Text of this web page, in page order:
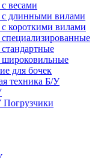
весами
с длинными вилами
короткими вилами
широковильные
для бочек
техника Б/У
Погрузчики